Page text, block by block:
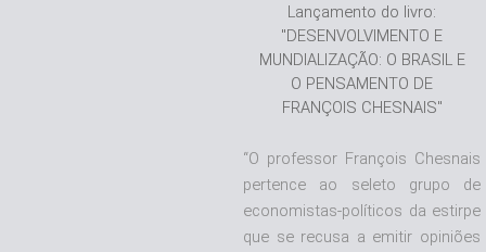
Lançamento do livro:
"DESENVOLVIMENTO E
MUNDIALIZAÇÃO: O BRASIL E
O PENSAMENTO DE
FRANÇOIS CHESNAIS"
“O professor François Chesnais
pertence ao seleto grupo de
economistas-políticos da estirpe
que se recusa a emitir opiniões